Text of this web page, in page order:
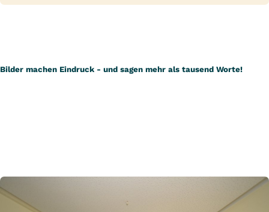
Bilder machen Eindruck - und sagen mehr als tausend Worte!